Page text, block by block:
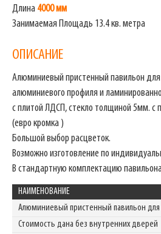
Длина 4000 мм
Занимаемая Площадь 13.4 кв. метра
ОПИСАНИЕ
Алюминиевый пристенный павильон для
алюминиевого профиля и
с плитой ЛДСП, стекло толщиной 5мм. с
(евро кромка )
Большой выбор расцветок.
Возможно изготовление по
В стандартную комплектацию
НАИМЕНОВАНИЕ
Алюминиевый пристенный павильон для
Стоимость дана без внутренних дверей